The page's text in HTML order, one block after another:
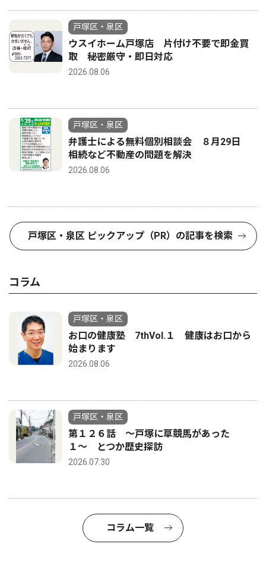
戸塚区・泉区
ウスイホーム戸塚店 片付け不要で即金買
取 秘密厳守・即日対応
2026.08.06
戸塚区・泉区
弁護士による無料個別相談会 ８月29日
相続など不動産の問題を解決
2026.08.06
戸塚区・泉区 ピックアップ（PR）の記事を検索
コラム
戸塚区・泉区
お口の健康塾 7thVol.１ 健康はお口から
始まります
2026.08.06
戸塚区・泉区
第１２６話 〜戸塚に草競馬があった
１〜 とつか歴史探訪
2026.07.30
コラム一覧